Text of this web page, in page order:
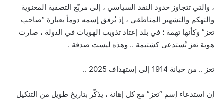
، والتي تتجاوز حدود النقد السياسي ، إلى مربّع التصفية المعنوية
والتهكم والتشهير المناطقي ، إذ يُرفق إسمه دوماً بعبارة “صاحب
تعز” وكأنها تهمة ؛ في بلد إعتاد تذويب الهويات في الدولة ، صارت
هوية تعز تُستدعى كشتيمة .. وهذه ليست صدفة .
تعز .. من خيانة 1914 إلى إستهداف 2025 ..
إن استدعاء إسم “تعز” مع كل إهانة ، يذكّر بتاريخ طويل من التنكيل